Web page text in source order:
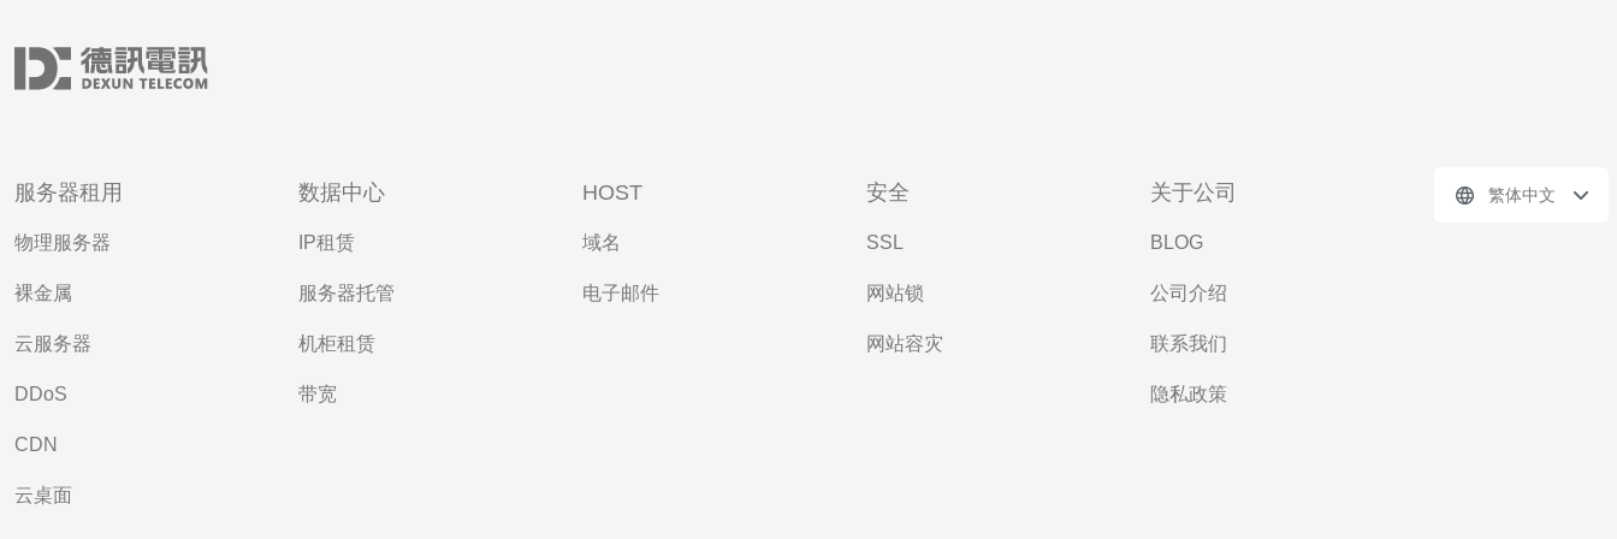
服务器租用
物理服务器
裸金属
云服务器
DDoS
CDN
云桌面
数据中心
IP租赁
服务器托管
机柜租赁
带宽
HOST
域名
电子邮件
安全
SSL
网站锁
网站容灾
关于公司
BLOG
公司介绍
联系我们
隐私政策
繁体中文